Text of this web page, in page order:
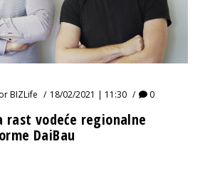
BIZLife 18/02/2021 | 11:30 0
rast vodeće regionalne
DaiBau